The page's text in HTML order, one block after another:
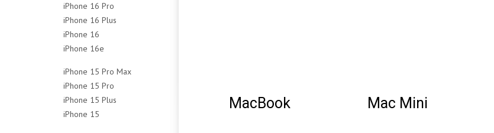
256Gb
512Gb
1Tb
Чехлы
iPhone 16 Pro
128Gb
256Gb
512Gb
Чехлы
iPhone 16 Plus
128Gb
256Gb
Чехлы
iPhone 16
128Gb
Чехлы
iPhone 16e
Чехлы
iPhone 15 Pro Max
256Gb
512Gb
1Tb
iPhone 15 Pro
128Gb
256Gb
iPhone 15 Plus
128Gb
iPhone 15
MacBook Mac Mini